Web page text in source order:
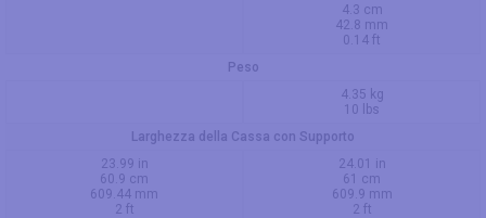
4.3 cm
42.8 mm
0.14 ft
Peso
4.35 kg
10 lbs
Larghezza della Cassa con Supporto
23.99 in
60.9 cm
609.44 mm
2 ft
24.01 in
61 cm
609.9 mm
2 ft